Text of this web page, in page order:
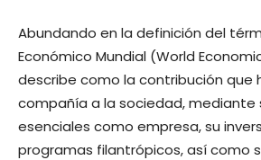
Abundando en la definición del
Económico Mundial (World
describe como la contribución que
compañía a la sociedad, mediante
esenciales como empresa, su
programas filantrópicos, así como